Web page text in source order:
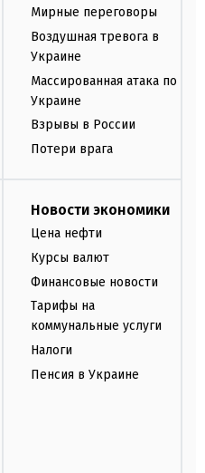
Мирные переговоры
Воздушная тревога в
Украине
Массированная атака по
Украине
Взрывы в России
Потери врага
Новости экономики
Цена нефти
Курсы валют
Финансовые новости
Тарифы на
коммунальные услуги
Налоги
Пенсия в Украине